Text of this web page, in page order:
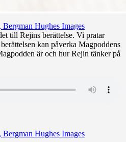
till Rejins berättelse. Vi pratar
kan påverka Magpoddens
är och hur Rejin tänker på